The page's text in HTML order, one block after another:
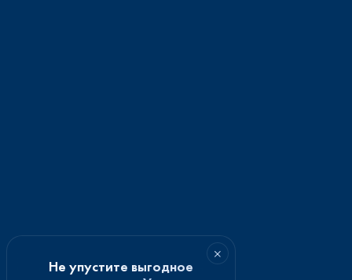
×
Не упустите выгодное